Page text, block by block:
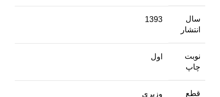
سال
انتشار
1393
نوبت
چاپ
اول
قطع
وزیری